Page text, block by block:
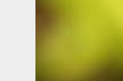
собственности и
кадастровом